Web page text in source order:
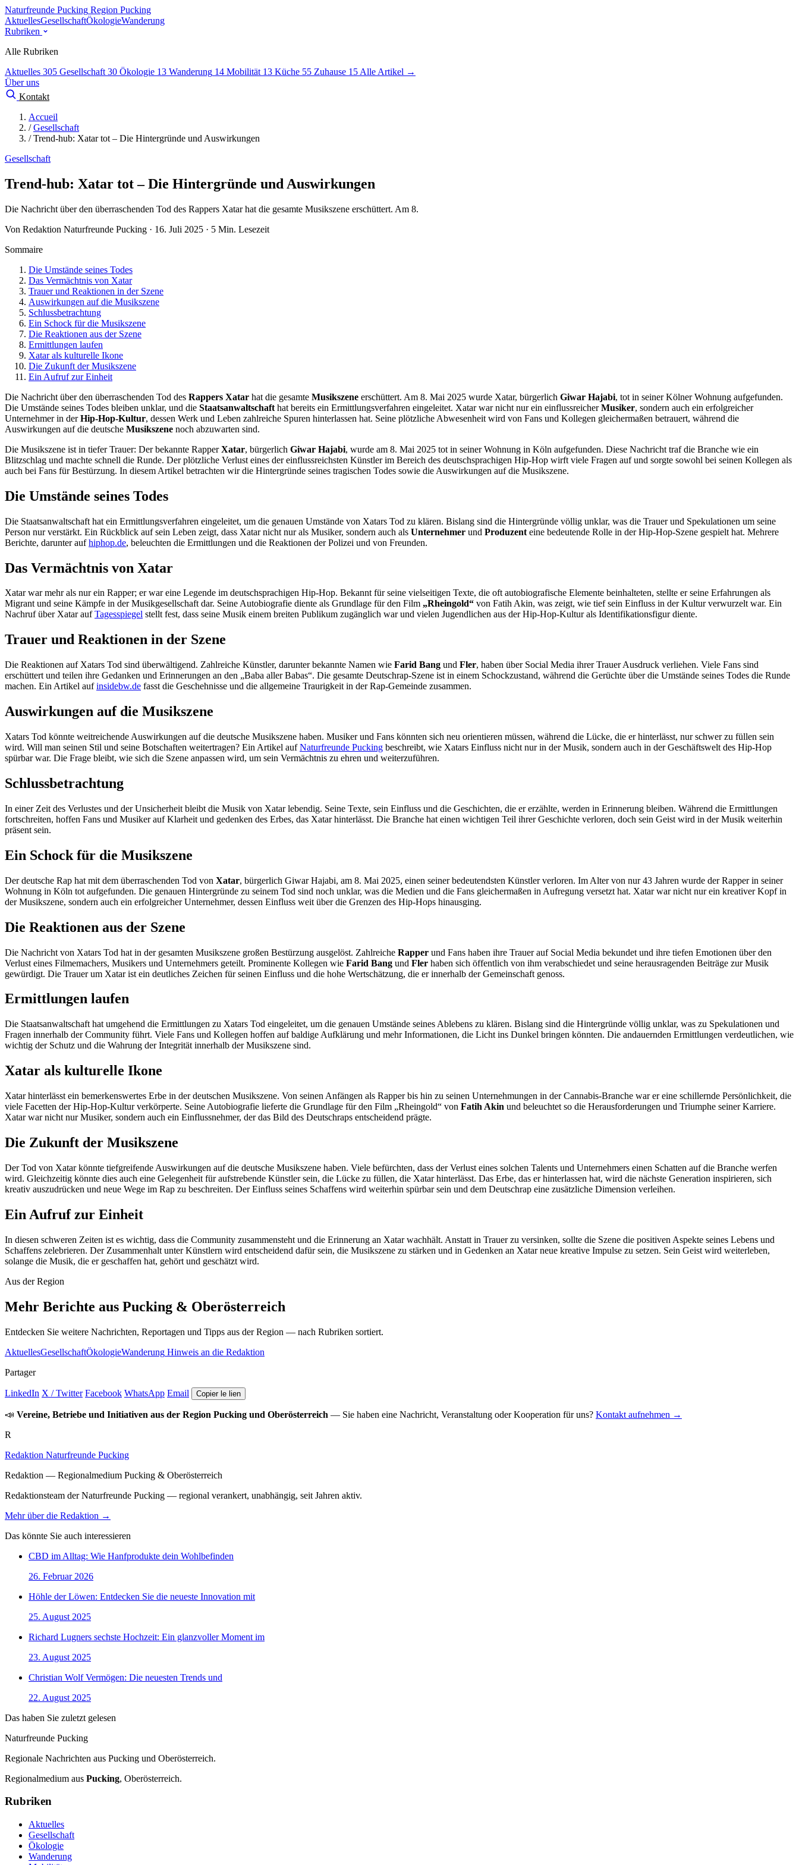
Naturfreunde Pucking Region Pucking
AktuellesGesellschaftÖkologieWanderung
Rubriken
Alle Rubriken
Aktuelles 305 Gesellschaft 30 Ökologie 13 Wanderung 14 Mobilität 13 Küche 55 Zuhause 15 Alle Artikel →
Über uns
Kontakt
Accueil
/ Gesellschaft
/ Trend-hub: Xatar tot – Die Hintergründe und Auswirkungen
Gesellschaft
Trend-hub: Xatar tot – Die Hintergründe und Auswirkungen
Die Nachricht über den überraschenden Tod des Rappers Xatar hat die gesamte Musikszene erschüttert. Am 8.
Von Redaktion Naturfreunde Pucking · 16. Juli 2025 · 5 Min. Lesezeit
Sommaire
Die Umstände seines Todes
Das Vermächtnis von Xatar
Trauer und Reaktionen in der Szene
Auswirkungen auf die Musikszene
Schlussbetrachtung
Ein Schock für die Musikszene
Die Reaktionen aus der Szene
Ermittlungen laufen
Xatar als kulturelle Ikone
Die Zukunft der Musikszene
Ein Aufruf zur Einheit
Die Nachricht über den überraschenden Tod des Rappers Xatar hat die gesamte Musikszene erschüttert. Am 8. Mai 2025 wurde Xatar, bürgerlich Giwar Hajabi, tot in seiner Kölner Wohnung aufgefunden.
Die Umstände seines Todes bleiben unklar, und die Staatsanwaltschaft hat bereits ein Ermittlungsverfahren eingeleitet. Xatar war nicht nur ein einflussreicherMusiker, sondern auch ein erfolgreicher
Unternehmer in derHip-Hop-Kultur, dessen Werk und Leben zahlreiche Spuren hinterlassen hat. Seine plötzliche Abwesenheit wird von Fans und Kollegen gleichermaßen betrauert, während die
Auswirkungen auf die deutsche Musikszene noch abzuwarten sind.
Die Musikszene ist in tiefer Trauer: Der bekannte RapperXatar, bürgerlich Giwar Hajabi, wurde am 8. Mai 2025 tot in seiner Wohnung in Köln aufgefunden. Diese Nachricht traf die Branche wie ein
Blitzschlag und machte schnell die Runde. Der plötzliche Verlust eines der einflussreichsten Künstler im Bereich des deutschsprachigen Hip-Hop wirft viele Fragen auf und sorgte sowohl bei seinen Kollegen als
auch bei Fans für Bestürzung. In diesem Artikel betrachten wir die Hintergründe seines tragischen Todes sowie die Auswirkungen auf die Musikszene.
Die Umstände seines Todes
Die Staatsanwaltschaft hat ein Ermittlungsverfahren eingeleitet, um die genauen Umstände von Xatars Tod zu klären. Bislang sind die Hintergründe völlig unklar, was die Trauer und Spekulationen um seine
Person nur verstärkt. Ein Rückblick auf sein Leben zeigt, dass Xatar nicht nur als Musiker, sondern auch als Unternehmer und Produzent eine bedeutende Rolle in der Hip-Hop-Szene gespielt hat. Mehrere
Berichte, darunter aufhiphop.de, beleuchten die Ermittlungen und die Reaktionen der Polizei und von Freunden.
Das Vermächtnis von Xatar
Xatar war mehr als nur ein Rapper; er war eine Legende im deutschsprachigen Hip-Hop. Bekannt für seine vielseitigen Texte, die oft autobiografische Elemente beinhalteten, stellte er seine Erfahrungen als
Migrant und seine Kämpfe in der Musikgesellschaft dar. Seine Autobiografie diente als Grundlage für den Film „Rheingold“ von Fatih Akin, was zeigt, wie tief sein Einfluss in der Kultur verwurzelt war. Ein
Nachruf über Xatar aufTagesspiegel stellt fest, dass seine Musik einem breiten Publikum zugänglich war und vielen Jugendlichen aus der Hip-Hop-Kultur als Identifikationsfigur diente.
Trauer und Reaktionen in der Szene
Die Reaktionen auf Xatars Tod sind überwältigend. Zahlreiche Künstler, darunter bekannte Namen wie Farid Bang und Fler, haben über Social Media ihrer Trauer Ausdruck verliehen. Viele Fans sind
erschüttert und teilen ihre Gedanken und Erinnerungen an den „Baba aller Babas“. Die gesamte Deutschrap-Szene ist in einem Schockzustand, während die Gerüchte über die Umstände seines Todes die Runde
machen. Ein Artikel aufinsidebw.de fasst die Geschehnisse und die allgemeine Traurigkeit in der Rap-Gemeinde zusammen.
Auswirkungen auf die Musikszene
Xatars Tod könnte weitreichende Auswirkungen auf die deutsche Musikszene haben. Musiker und Fans könnten sich neu orientieren müssen, während die Lücke, die er hinterlässt, nur schwer zu füllen sein
wird. Will man seinen Stil und seine Botschaften weitertragen? Ein Artikel aufNaturfreunde Pucking beschreibt, wie Xatars Einfluss nicht nur in der Musik, sondern auch in der Geschäftswelt des Hip-Hop
spürbar war. Die Frage bleibt, wie sich die Szene anpassen wird, um sein Vermächtnis zu ehren und weiterzuführen.
Schlussbetrachtung
In einer Zeit des Verlustes und der Unsicherheit bleibt die Musik von Xatar lebendig. Seine Texte, sein Einfluss und die Geschichten, die er erzählte, werden in Erinnerung bleiben. Während die Ermittlungen
fortschreiten, hoffen Fans und Musiker auf Klarheit und gedenken des Erbes, das Xatar hinterlässt. Die Branche hat einen wichtigen Teil ihrer Geschichte verloren, doch sein Geist wird in der Musik weiterhin
präsent sein.
Ein Schock für die Musikszene
Der deutsche Rap hat mit dem überraschenden Tod von Xatar, bürgerlich Giwar Hajabi, am 8. Mai 2025, einen seiner bedeutendsten Künstler verloren. Im Alter von nur 43 Jahren wurde der Rapper in seiner
Wohnung in Köln tot aufgefunden. Die genauen Hintergründe zu seinem Tod sind noch unklar, was die Medien und die Fans gleichermaßen in Aufregung versetzt hat. Xatar war nicht nur ein kreativer Kopf in
der Musikszene, sondern auch ein erfolgreicher Unternehmer, dessen Einfluss weit über die Grenzen des Hip-Hops hinausging.
Die Reaktionen aus der Szene
Die Nachricht von Xatars Tod hat in der gesamten Musikszene großen Bestürzung ausgelöst. Zahlreiche Rapper und Fans haben ihre Trauer auf Social Media bekundet und ihre tiefen Emotionen über den
Verlust eines Filmemachers, Musikers und Unternehmers geteilt. Prominente Kollegen wie Farid Bang und Fler haben sich öffentlich von ihm verabschiedet und seine herausragenden Beiträge zur Musik
gewürdigt. Die Trauer um Xatar ist ein deutliches Zeichen für seinen Einfluss und die hohe Wertschätzung, die er innerhalb der Gemeinschaft genoss.
Ermittlungen laufen
Die Staatsanwaltschaft hat umgehend die Ermittlungen zu Xatars Tod eingeleitet, um die genauen Umstände seines Ablebens zu klären. Bislang sind die Hintergründe völlig unklar, was zu Spekulationen und
Fragen innerhalb der Community führt. Viele Fans und Kollegen hoffen auf baldige Aufklärung und mehr Informationen, die Licht ins Dunkel bringen könnten. Die andauernden Ermittlungen verdeutlichen, wie
wichtig der Schutz und die Wahrung der Integrität innerhalb der Musikszene sind.
Xatar als kulturelle Ikone
Xatar hinterlässt ein bemerkenswertes Erbe in der deutschen Musikszene. Von seinen Anfängen als Rapper bis hin zu seinen Unternehmungen in der Cannabis-Branche war er eine schillernde Persönlichkeit, die
viele Facetten der Hip-Hop-Kultur verkörperte. Seine Autobiografie lieferte die Grundlage für den Film „Rheingold“ von Fatih Akin und beleuchtet so die Herausforderungen und Triumphe seiner Karriere.
Xatar war nicht nur Musiker, sondern auch ein Einflussnehmer, der das Bild des Deutschraps entscheidend prägte.
Die Zukunft der Musikszene
Der Tod von Xatar könnte tiefgreifende Auswirkungen auf die deutsche Musikszene haben. Viele befürchten, dass der Verlust eines solchen Talents und Unternehmers einen Schatten auf die Branche werfen
wird. Gleichzeitig könnte dies auch eine Gelegenheit für aufstrebende Künstler sein, die Lücke zu füllen, die Xatar hinterlässt. Das Erbe, das er hinterlassen hat, wird die nächste Generation inspirieren, sich
kreativ auszudrücken und neue Wege im Rap zu beschreiten. Der Einfluss seines Schaffens wird weiterhin spürbar sein und dem Deutschrap eine zusätzliche Dimension verleihen.
Ein Aufruf zur Einheit
In diesen schweren Zeiten ist es wichtig, dass die Community zusammensteht und die Erinnerung an Xatar wachhält. Anstatt in Trauer zu versinken, sollte die Szene die positiven Aspekte seines Lebens und
Schaffens zelebrieren. Der Zusammenhalt unter Künstlern wird entscheidend dafür sein, die Musikszene zu stärken und in Gedenken an Xatar neue kreative Impulse zu setzen. Sein Geist wird weiterleben,
solange die Musik, die er geschaffen hat, gehört und geschätzt wird.
Aus der Region
Mehr Berichte aus Pucking & Oberösterreich
Entdecken Sie weitere Nachrichten, Reportagen und Tipps aus der Region — nach Rubriken sortiert.
AktuellesGesellschaftÖkologieWanderung Hinweis an die Redaktion
Partager
LinkedIn X / Twitter Facebook WhatsApp Email Copier le lien
📣 Vereine, Betriebe und Initiativen aus der Region Pucking und Oberösterreich — Sie haben eine Nachricht, Veranstaltung oder Kooperation für uns? Kontakt aufnehmen →
R
Redaktion Naturfreunde Pucking
Redaktion — Regionalmedium Pucking & Oberösterreich
Redaktionsteam der Naturfreunde Pucking — regional verankert, unabhängig, seit Jahren aktiv.
Mehr über die Redaktion →
Das könnte Sie auch interessieren
CBD im Alltag: Wie Hanfprodukte dein Wohlbefinden
26. Februar 2026
Höhle der Löwen: Entdecken Sie die neueste Innovation mit
25. August 2025
Richard Lugners sechste Hochzeit: Ein glanzvoller Moment im
23. August 2025
Christian Wolf Vermögen: Die neuesten Trends und
22. August 2025
Das haben Sie zuletzt gelesen
Naturfreunde Pucking
Regionale Nachrichten aus Pucking und Oberösterreich.
Regionalmedium aus Pucking, Oberösterreich.
Rubriken
Aktuelles
Gesellschaft
Ökologie
Wanderung